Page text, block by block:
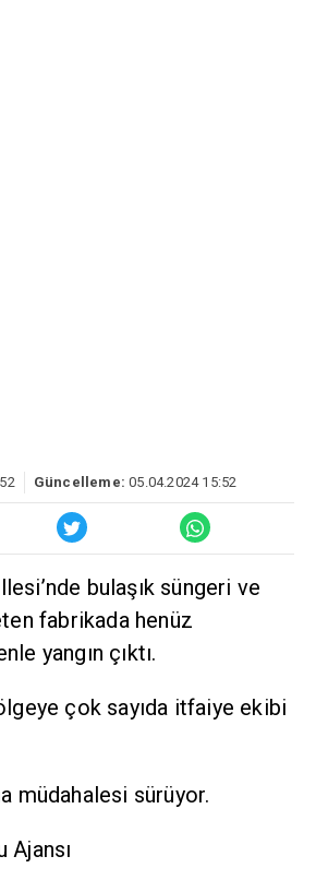
Güncelleme: 05.04.2024 15:52
bulaşık süngeri ve
fabrikada henüz
yangın çıktı.
çok sayıda itfaiye ekibi
müdahalesi sürüyor.
Ajansı